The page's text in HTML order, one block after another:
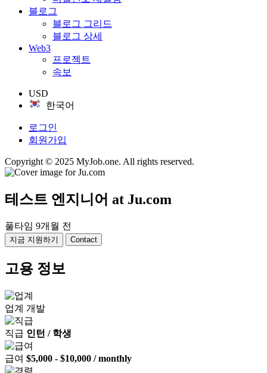
블로그
블로그 그리드
블로그 상세
Web3
프로젝트
속보
USD
한국어
로그인
회원가입
Copyright © 2025 MyJob.one. All rights reserved.
테스트 엔지니어 at Ju.com
풀타임 9개월 전
지금 지원하기 Contact
고용 정보
업계 개발
직급 인턴 / 학생
급여 $5,000 - $10,000 / monthly